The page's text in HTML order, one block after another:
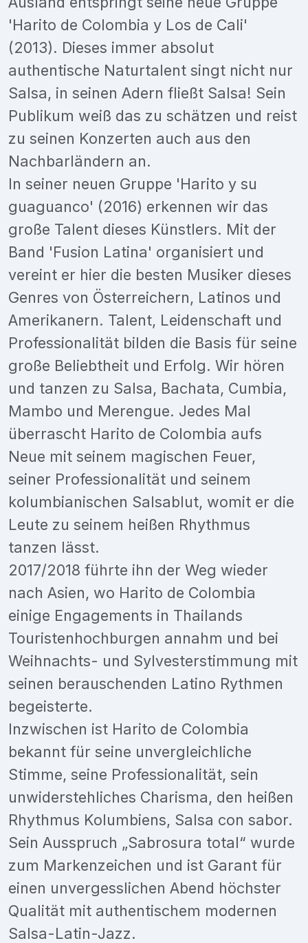
'Harito de Colombia y Los de Cali'
(2013). Dieses immer absolut
authentische Naturtalent singt nicht nur
Salsa, in seinen Adern fließt Salsa! Sein
Publikum weiß das zu schätzen und reist
zu seinen Konzerten auch aus den
Nachbarländern an.
In seiner neuen Gruppe 'Harito y su
guaguanco' (2016) erkennen wir das
große Talent dieses Künstlers. Mit der
Band 'Fusion Latina' organisiert und
vereint er hier die besten Musiker dieses
Genres von Österreichern, Latinos und
Amerikanern. Talent, Leidenschaft und
Professionalität bilden die Basis für seine
große Beliebtheit und Erfolg. Wir hören
und tanzen zu Salsa, Bachata, Cumbia,
Mambo und Merengue. Jedes Mal
überrascht Harito de Colombia aufs
Neue mit seinem magischen Feuer,
seiner Professionalität und seinem
kolumbianischen Salsablut, womit er die
Leute zu seinem heißen Rhythmus
tanzen lässt.
2017/2018 führte ihn der Weg wieder
nach Asien, wo Harito de Colombia
einige Engagements in Thailands
Touristenhochburgen annahm und bei
Weihnachts- und Sylvesterstimmung mit
seinen berauschenden Latino Rythmen
begeisterte.
Inzwischen ist Harito de Colombia
bekannt für seine unvergleichliche
Stimme, seine Professionalität, sein
unwiderstehliches Charisma, den heißen
Rhythmus Kolumbiens, Salsa con sabor.
Sein Ausspruch „Sabrosura total“ wurde
zum Markenzeichen und ist Garant für
einen unvergesslichen Abend höchster
Qualität mit authentischem modernen
Salsa-Latin-Jazz.